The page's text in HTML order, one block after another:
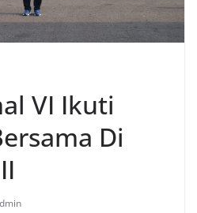
VI Ikuti
Di